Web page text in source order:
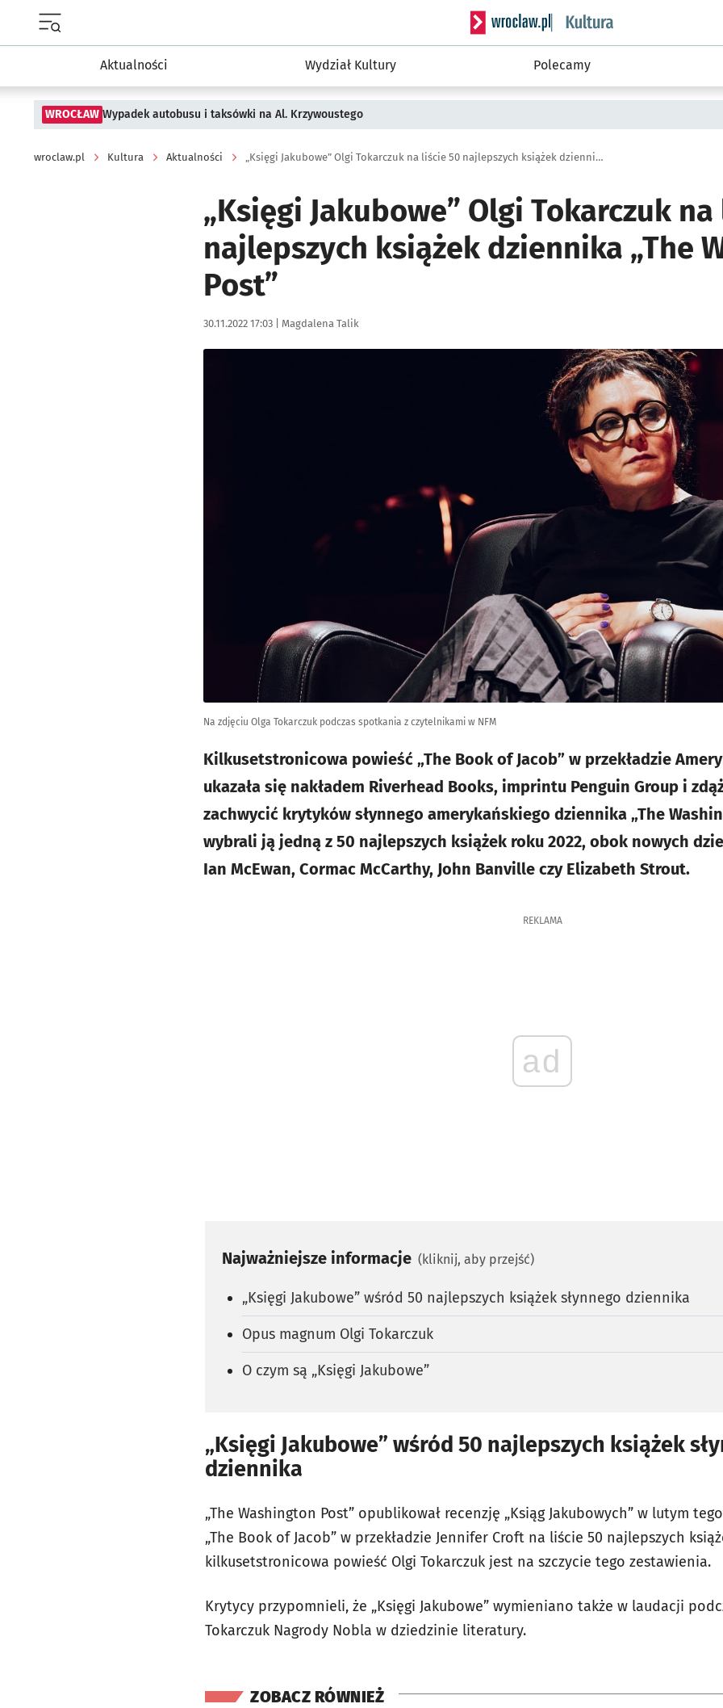
Serwis informacyjny wroclaw.pl podserwis:
Aktualności Wydział Kultury Polecamy
WROCŁAW Wypadek autobusu i taksówki na Al. Krzywoustego
wroclaw.pl Kultura Aktualności „Księgi Jakubowe” Olgi Tokarczuk na liście 50 najlepszych książek dziennika „The Washington Post”
„Księgi Jakubowe” Olgi Tokarczuk
najlepszych książek dziennika „The
Post”
Data publikacji:
30.11.2022 17:03 | Autor:
Magdalena Talik
Na zdjęciu Olga Tokarczuk podczas spotkania z czytelnikami w NFM
Kilkusetstronicowa powieść „The Book of Jacob” w przekładzie
ukazała się nakładem Riverhead Books, imprintu Penguin Group i
zachwycić krytyków słynnego amerykańskiego dziennika „The
wybrali ją jedną z 50 najlepszych książek roku 2022, obok nowych
Ian McEwan, Cormac McCarthy, John Banville czy Elizabeth Strout.
REKLAMA
ad
Najważniejsze informacje (kliknij, aby przejść)
„Księgi Jakubowe” wśród 50 najlepszych książek słynnego dziennika
Opus magnum Olgi Tokarczuk
O czym są „Księgi Jakubowe”
„Księgi Jakubowe” wśród 50 najlepszych książek
dziennika
„The Washington Post” opublikował recenzję „Ksiąg Jakubowych” w lutym
„The Book of Jacob” w przekładzie Jennifer Croft na liście 50 najlepszych
kilkusetstronicowa powieść Olgi Tokarczuk jest na szczycie tego zestawienia.
Krytycy przypomnieli, że „Księgi Jakubowe” wymieniano także w laudacji
Tokarczuk Nagrody Nobla w dziedzinie literatury.
ZOBACZ RÓWNIEŻ